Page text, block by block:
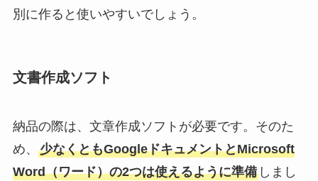
別に作ると使いやすいでしょう。
文書作成ソフト
納品の際は、文章作成ソフトが必要です。そのた
め、 少なくともGoogleドキュメントとMicrosoft
Word（ワード）の2つは使えるように準備しまし